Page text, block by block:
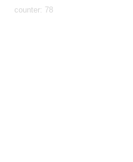
counter: 78